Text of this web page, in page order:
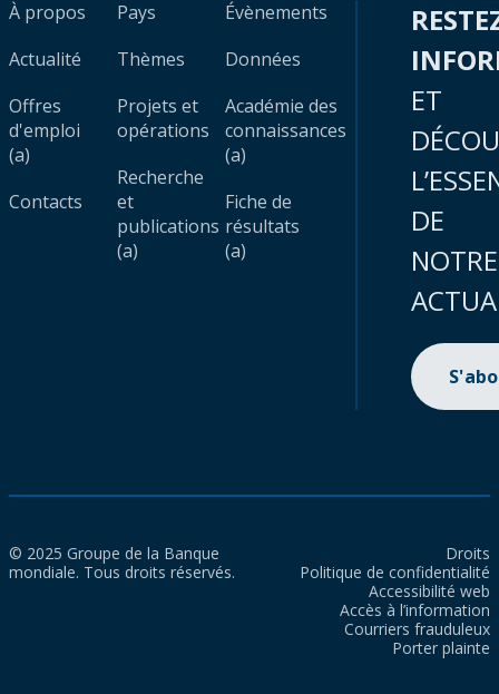
À propos
Actualité
Offres
d'emploi
(a)
Contacts
Pays
Thèmes
Projets et
opérations
Recherche
et
publications
(a)
Évènements
Données
Académie des
connaissances
(a)
Fiche de
résultats
(a)
ET
DE
NOTRE
© 2025 Groupe de la Banque
mondiale. Tous droits réservés.
Droits
Politique de confidentialité
Accessibilité web
Accès à l’information
Courriers frauduleux
Porter plainte